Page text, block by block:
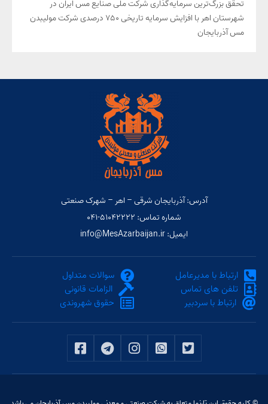
تحقق بزرگ‌ترین سرمایه‌گذاری شرکت ملی صنایع مس ایران در
شهرستان اهر با افزایش سرمایه تاریخی ۷۵۰ درصدی شرکت مولیبدن
مس آذربایجان
آدرس: آذربایجان شرقی – اهر – شهرک صنعتی
شماره تماس: ۵۱۰۴۲۲۲۲-۰۴۱
ایمیل: info@MesAzarbaijan.ir
ارتباط با مدیرعامل
تلفن های تماس
ارتباط با سردبیر
سوالات متداول
الزامات قانونی
حقوق شهروندی